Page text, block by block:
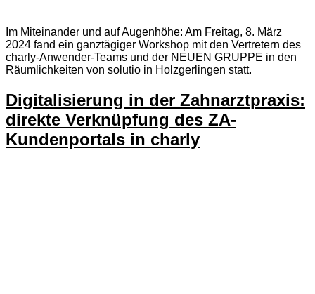
Im Miteinander und auf Augenhöhe: Am Freitag, 8. März
2024 fand ein ganztägiger Workshop mit den Vertretern des
charly-Anwender-Teams und der NEUEN GRUPPE in den
Räumlichkeiten von solutio in Holzgerlingen statt.
Digitalisierung in der Zahnarztpraxis:
direkte Verknüpfung des ZA-
Kundenportals in charly